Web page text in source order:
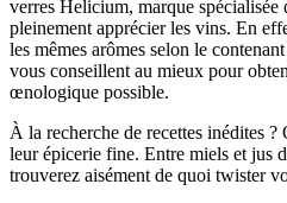
verres Helicium, marque spécialisée
pleinement apprécier les vins. En
les mêmes arômes selon le
vous conseillent au mieux pour
œnologique possible.
À la recherche de recettes inédites
leur épicerie fine. Entre miels et jus
trouverez aisément de quoi twister